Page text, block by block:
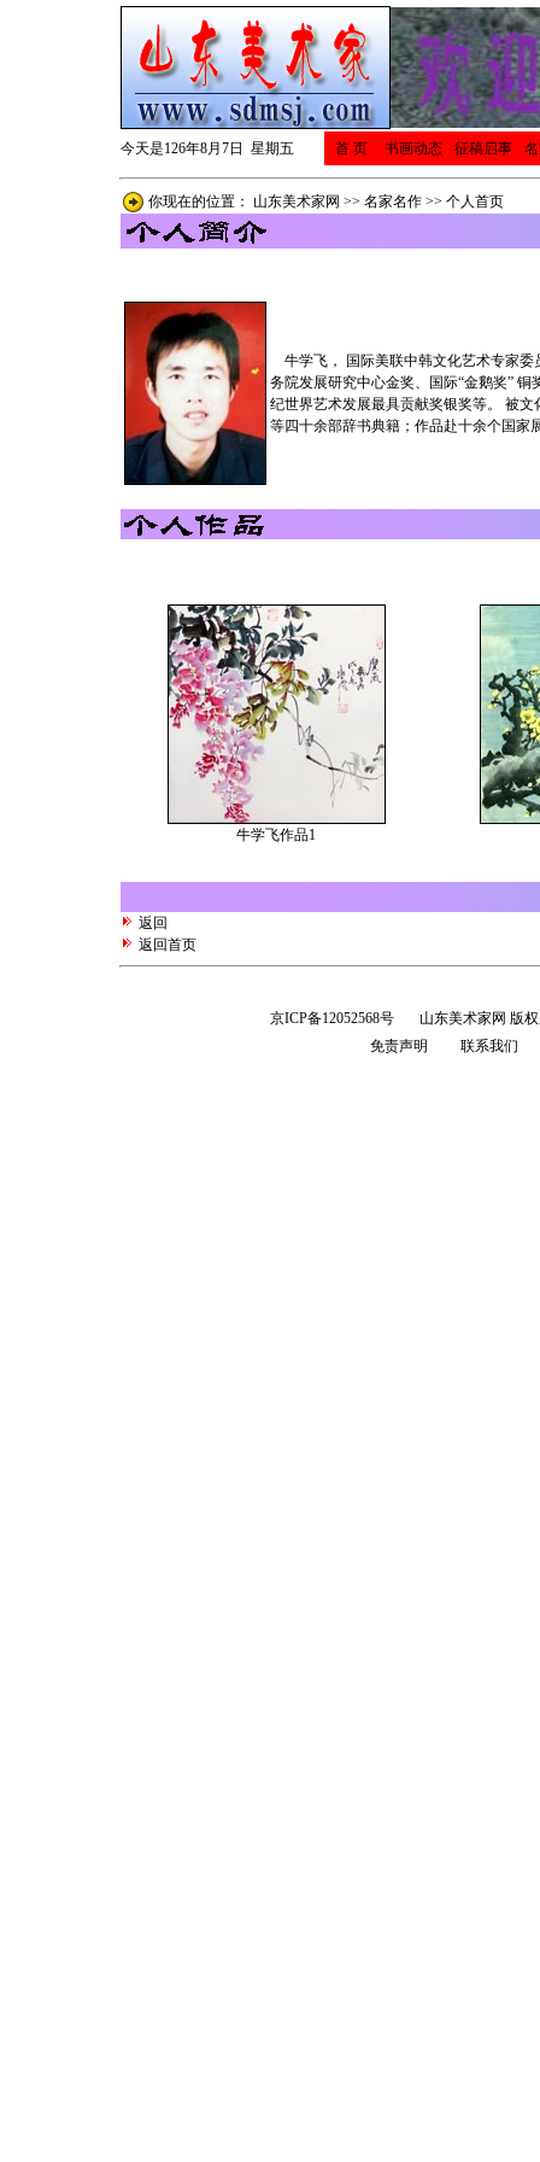
今天是126年8月7日 星期五 首 页 书画动态 征稿启事
你现在的位置： 山东美术家网 >> 名家名作 >> 个人首页
牛学飞， 国际美联中韩文化艺术专家委
务院发展研究中心金奖、国际“金鹅奖”
纪世界艺术发展最具贡献奖银奖等。 被
等四十余部辞书典籍；作品赴十余个国家
牛学飞作品1
返回
返回首页
京ICP备12052568号
山东美术家网 版
免责声明
联系我们